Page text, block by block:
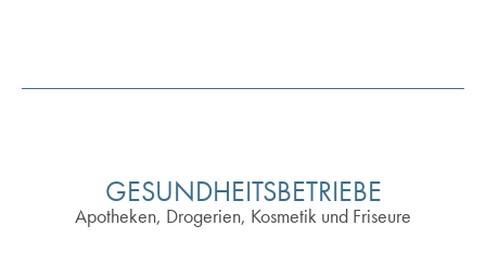
GESUNDHEITSBETRIEBE
Apotheken, Drogerien, Kosmetik und Friseure